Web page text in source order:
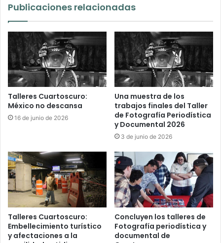
Publicaciones relacionadas
Talleres Cuartoscuro:
México no descansa
16 de junio de 2026
Una muestra de los
trabajos finales del Taller
de Fotografía Periodística
y Documental 2026
3 de junio de 2026
Talleres Cuartoscuro:
Embellecimiento turístico
y afectaciones a la
Concluyen los talleres de
Fotografía periodística y
documental de